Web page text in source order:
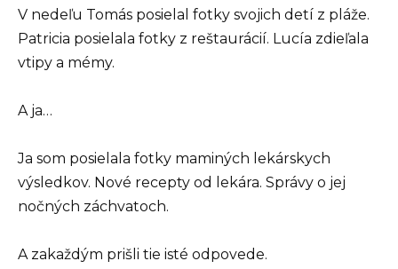
V nedeľu Tomás posielal fotky svojich detí z pláže.
Patricia posielala fotky z reštaurácií. Lucía zdieľala
vtipy a mémy.
A ja…
Ja som posielala fotky maminých lekárskych
výsledkov. Nové recepty od lekára. Správy o jej
nočných záchvatoch.
A zakaždým prišli tie isté odpovede.